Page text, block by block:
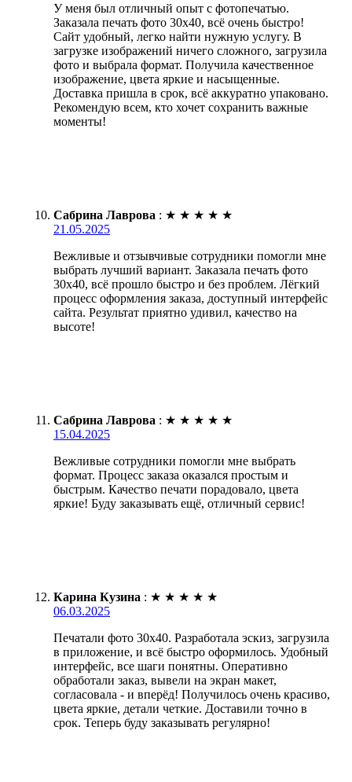
У меня был отличный опыт с фотопечатью.
Заказала печать фото 30х40, всё очень быстро!
Сайт удобный, легко найти нужную услугу. В
загрузке изображений ничего сложного, загрузила
фото и выбрала формат. Получила качественное
изображение, цвета яркие и насыщенные.
Доставка пришла в срок, всё аккуратно упаковано.
Рекомендую всем, кто хочет сохранить важные
моменты!
Сабрина Лаврова : ★ ★ ★ ★ ★
21.05.2025
Вежливые и отзывчивые сотрудники помогли мне
выбрать лучший вариант. Заказала печать фото
30х40, всё прошло быстро и без проблем. Лёгкий
процесс оформления заказа, доступный интерфейс
сайта. Результат приятно удивил, качество на
высоте!
Сабрина Лаврова : ★ ★ ★ ★ ★
15.04.2025
Вежливые сотрудники помогли мне выбрать
формат. Процесс заказа оказался простым и
быстрым. Качество печати порадовало, цвета
яркие! Буду заказывать ещё, отличный сервис!
Карина Кузина : ★ ★ ★ ★ ★
06.03.2025
Печатали фото 30х40. Разработала эскиз, загрузила
в приложение, и всё быстро оформилось. Удобный
интерфейс, все шаги понятны. Оперативно
обработали заказ, вывели на экран макет,
согласовала - и вперёд! Получилось очень красиво,
цвета яркие, детали четкие. Доставили точно в
срок. Теперь буду заказывать регулярно!